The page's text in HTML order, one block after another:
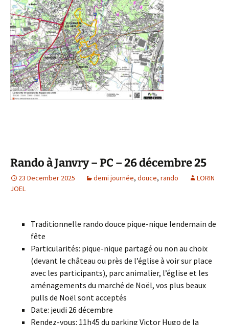
Rando à Janvry – PC – 26 décembre 25
23 December 2025 demi journée, douce, rando
LORIN
JOEL
Traditionnelle rando douce pique-nique lendemain de
fête
Particularités: pique-nique partagé ou non au choix
(devant le château ou près de l’église à voir sur place
avec les participants), parc animalier, l’église et les
aménagements du marché de Noël, vos plus beaux
pulls de Noël sont acceptés
Date: jeudi 26 décembre
Rendez-vous: 11h45 du parking Victor Hugo de la